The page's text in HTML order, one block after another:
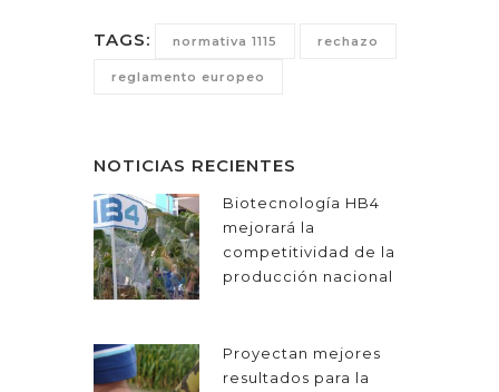
TAGS: normativa 1115 rechazo
reglamento europeo
NOTICIAS RECIENTES
Biotecnología HB4
mejorará la
competitividad de la
producción nacional
Proyectan mejores
resultados para la